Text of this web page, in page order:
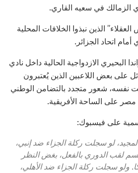
الزمالك في سعيه القاري.
الذين نبذوا الخلافات المحلية
اتحاد الجزائر.
البحيري الازدواجية الحالية داخل نادي
على بعض اللاعبين الذين يُعتبرون
نفسه، شعور متجدد بالتضامن الوطني
مصر على الساحة الأفريقية.
على فيسبوك:
لو سجلت ركلة الجزاء ضد إنبي،
لقب الدوري بالفعل، بغض النظر
ولو سجلت ركلة الجزاء ضد الأهلي،